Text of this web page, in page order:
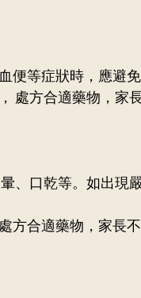
便等症狀時，應避
處方合適藥物，家
、口乾等。如出現
方合適藥物，家長不